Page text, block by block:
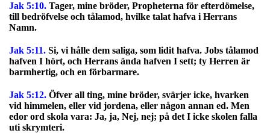
Jak 5:10. Tager, mine bröder, Propheterna för efterdömelse,
till bedröfvelse och tålamod, hvilke talat hafva i Herrans
Namn.
Jak 5:11. Si, vi hålle dem saliga, som lidit hafva. Jobs tålamod
hafven I hört, och Herrans ända hafven I sett; ty Herren är
barmhertig, och en förbarmare.
Jak 5:12. Öfver all ting, mine bröder, svärjer icke, hvarken
vid himmelen, eller vid jordena, eller någon annan ed. Men
edor ord skola vara: Ja, ja, Nej, nej; på det I icke skolen falla
uti skrymteri.